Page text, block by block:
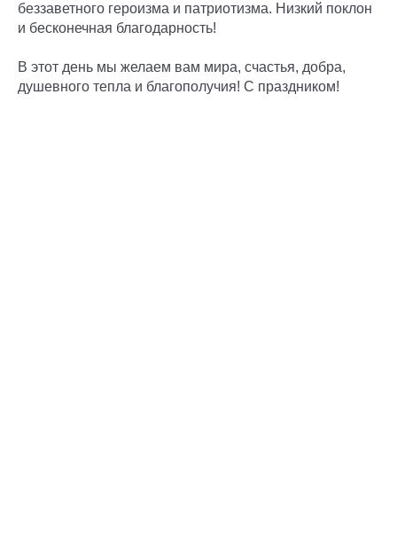
беззаветного героизма и патриотизма. Низкий поклон
и бесконечная благодарность!
В этот день мы желаем вам мира, счастья, добра,
душевного тепла и благополучия! С праздником!